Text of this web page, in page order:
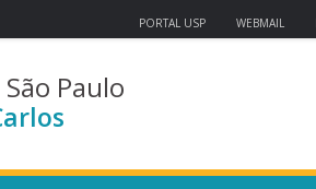
PORTAL USP WEBMAIL
Paulo